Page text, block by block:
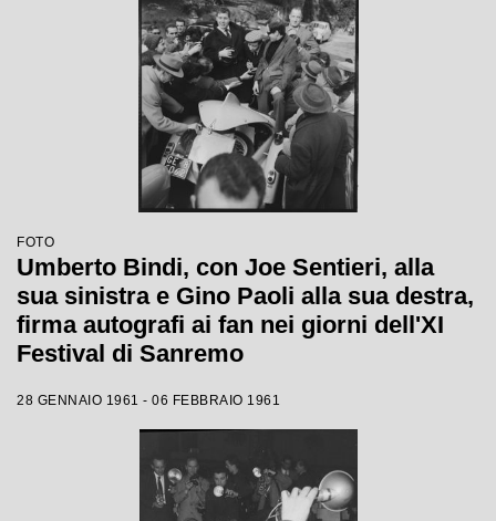
FOTO
Umberto Bindi, con Joe Sentieri, alla
sua sinistra e Gino Paoli alla sua destra,
firma autografi ai fan nei giorni dell'XI
Festival di Sanremo
28 GENNAIO 1961 - 06 FEBBRAIO 1961